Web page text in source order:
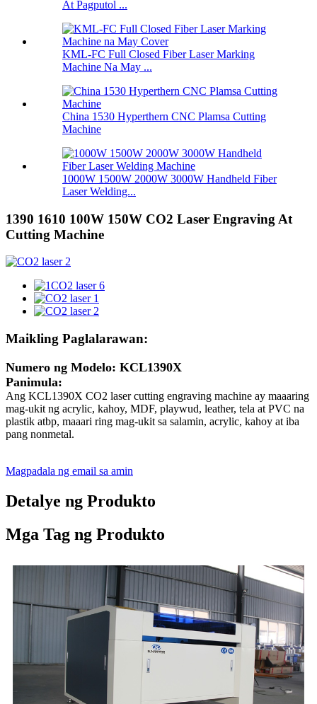
At Pagputol ...
KML-FC Full Closed Fiber Laser Marking
Machine Na May ...
China 1530 Hyperthern CNC Plamsa Cutting
Machine
1000W 1500W 2000W 3000W Handheld Fiber
Laser Welding...
1390 1610 100W 150W CO2 Laser Engraving At
Cutting Machine
Maikling Paglalarawan:
Numero ng Modelo: KCL1390X
Panimula:
Ang KCL1390X CO2 laser cutting engraving machine ay maaaring
mag-ukit ng acrylic, kahoy, MDF, playwud, leather, tela at PVC na
plastik atbp, maaari ring mag-ukit sa salamin, acrylic, kahoy at iba
pang nonmetal.
Magpadala ng email sa amin
Detalye ng Produkto
Mga Tag ng Produkto